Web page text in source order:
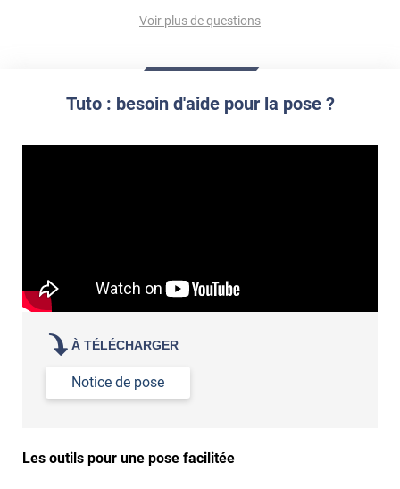
Utiliser une solution de dépose pour annuler l'action de la
S'aider d'un décapeur thermique : la colle va ramollir le film
faire appel à un
Peut-on mettre du revêtement adhésif sur du carrelage
Lisser la surface avec un enduit de lissage au préalable
Comment poser du revêtement adhésif dans les angles
Réussir la pose d'un revêtement adhésif dans les angles. »
Voir plus de questions
Tuto : besoin d'aide pour la pose ?
À TÉLÉCHARGER
Notice de pose
Les outils pour une pose facilitée